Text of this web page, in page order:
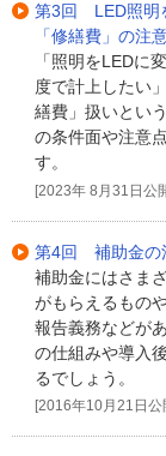
第3回 LED照明
「修繕費」の注
「照明をLEDに
度で計上したい
繕費」扱いとい
の条件面や注意
す。
[2023年 8月31日公
第4回 補助金の
補助金にはさま
がもらえるもの
報告義務などが
の仕組みや導入
るでしょう。
[2016年10月21日